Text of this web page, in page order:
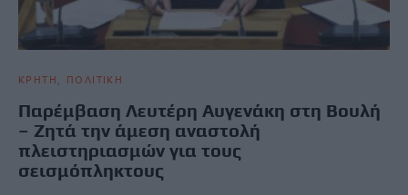
ΚΡΗΤΗ ΠΟΛΙΤΙΚΗ
Παρέμβαση Λευτέρη Αυγενάκη στη Βουλή
– Ζητά την άμεση αναστολή
πλειστηριασμών για τους
σεισμόπληκτους